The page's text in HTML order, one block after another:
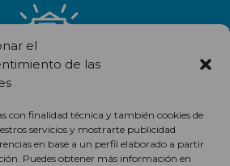
el
de las
con finalidad técnica y también cookies de
servicios y mostrarte publicidad
en base a un perfil elaborado a partir
Puedes obtener más información en
todas las novedades de nuestro
Suscríbete